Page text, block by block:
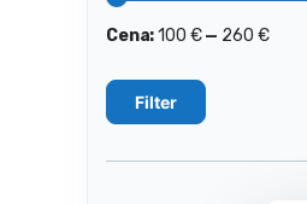
Minimálna
Maximálna
Filter
Cena:100 €— 260 €